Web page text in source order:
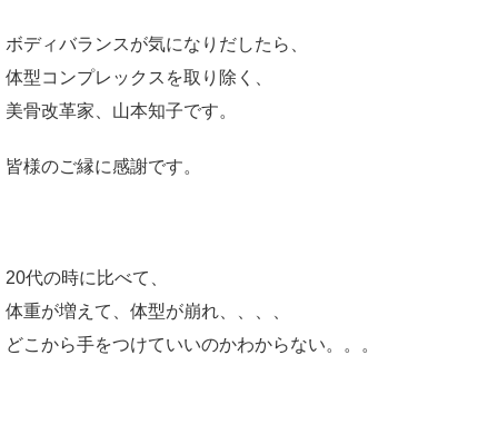
ボディバランスが気になりだしたら、
体型コンプレックスを取り除く、
美骨改革家、山本知子です。
皆様のご縁に感謝です。
20代の時に比べて、
体重が増えて、 体型が崩れ、、、、
どこから手をつけていいのかわからない。。。